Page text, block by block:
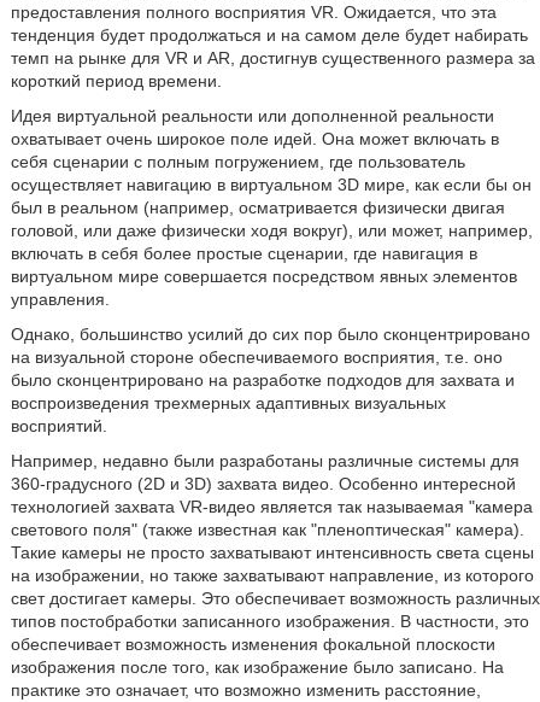
предоставления полного восприятия VR. Ожидается, что эта
тенденция будет продолжаться и на самом деле будет набирать
темп на рынке для VR и AR, достигнув существенного размера за
короткий период времени.
Идея виртуальной реальности или дополненной реальности
охватывает очень широкое поле идей. Она может включать в
себя сценарии с полным погружением, где пользователь
осуществляет навигацию в виртуальном 3D мире, как если бы он
был в реальном (например, осматривается физически двигая
головой, или даже физически ходя вокруг), или может, например,
включать в себя более простые сценарии, где навигация в
виртуальном мире совершается посредством явных элементов
управления.
Однако, большинство усилий до сих пор было сконцентрировано
на визуальной стороне обеспечиваемого восприятия, т.е. оно
было сконцентрировано на разработке подходов для захвата и
воспроизведения трехмерных адаптивных визуальных
восприятий.
Например, недавно были разработаны различные системы для
360-градусного (2D и 3D) захвата видео. Особенно интересной
технологией захвата VR-видео является так называемая "камера
светового поля" (также известная как "пленоптическая" камера).
Такие камеры не просто захватывают интенсивность света сцены
на изображении, но также захватывают направление, из которого
свет достигает камеры. Это обеспечивает возможность различных
типов постобработки записанного изображения. В частности, это
обеспечивает возможность изменения фокальной плоскости
изображения после того, как изображение было записано. На
практике это означает, что возможно изменить расстояние,